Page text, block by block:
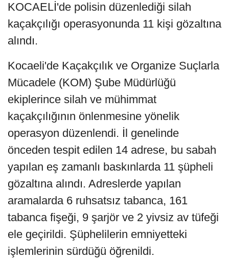
KOCAELİ'de polisin düzenlediği silah
kaçakçılığı operasyonunda 11 kişi gözaltına
alındı.
Kocaeli'de Kaçakçılık ve Organize Suçlarla
Mücadele (KOM) Şube Müdürlüğü
ekiplerince silah ve mühimmat
kaçakçılığının önlenmesine yönelik
operasyon düzenlendi. İl genelinde
önceden tespit edilen 14 adrese, bu sabah
yapılan eş zamanlı baskınlarda 11 şüpheli
gözaltına alındı. Adreslerde yapılan
aramalarda 6 ruhsatsız tabanca, 161
tabanca fişeği, 9 şarjör ve 2 yivsiz av tüfeği
ele geçirildi. Şüphelilerin emniyetteki
işlemlerinin sürdüğü öğrenildi.